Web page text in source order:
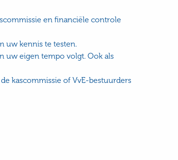
en financiële controle
uw kennis te testen.
uw eigen tempo volgt. Ook als
kascommissie of VvE-bestuurders